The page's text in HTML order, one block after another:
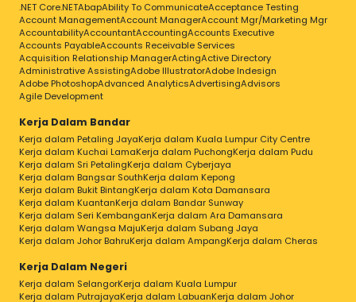
.NET Core.NETAbapAbility To CommunicateAcceptance Testing
Account ManagementAccount ManagerAccount Mgr/Marketing Mgr
AccountabilityAccountantAccountingAccounts Executive
Accounts PayableAccounts Receivable Services
Acquisition Relationship ManagerActingActive Directory
Administrative AssistingAdobe IllustratorAdobe Indesign
Adobe PhotoshopAdvanced AnalyticsAdvertisingAdvisors
Agile Development
Kerja Dalam Bandar
Kerja dalam Petaling JayaKerja dalam Kuala Lumpur City Centre
Kerja dalam Kuchai LamaKerja dalam PuchongKerja dalam Pudu
Kerja dalam Sri PetalingKerja dalam Cyberjaya
Kerja dalam Bangsar SouthKerja dalam Kepong
Kerja dalam Bukit BintangKerja dalam Kota Damansara
Kerja dalam KuantanKerja dalam Bandar Sunway
Kerja dalam Seri KembanganKerja dalam Ara Damansara
Kerja dalam Wangsa MajuKerja dalam Subang Jaya
Kerja dalam Johor BahruKerja dalam AmpangKerja dalam Cheras
Kerja Dalam Negeri
Kerja dalam SelangorKerja dalam Kuala Lumpur
Kerja dalam PutrajayaKerja dalam LabuanKerja dalam Johor